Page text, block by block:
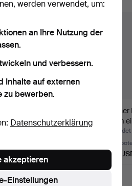
plastischen Vögeln,
Form
4
158
werden verwendet, um:
an Ihre Nutzung der
und verbessern.
Inhalte auf externen
zu bewerben.
Datenschutzerklärung
Einstellungen
akzeptieren